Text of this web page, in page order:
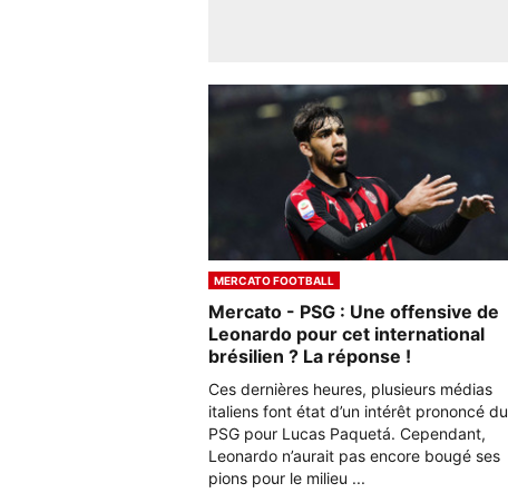
MERCATO FOOTBALL
Mercato - PSG : Une offensive de
Leonardo pour cet international
brésilien ? La réponse !
Ces dernières heures, plusieurs médias
italiens font état d’un intérêt prononcé du
PSG pour Lucas Paquetá. Cependant,
Leonardo n’aurait pas encore bougé ses
pions pour le milieu ...